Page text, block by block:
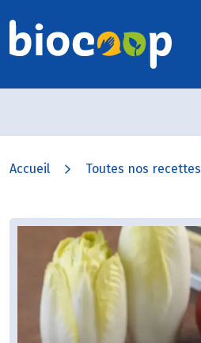
Accueil Toutes nos recettes